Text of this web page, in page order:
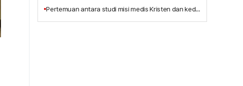
Pertemuan antara studi misi medis Kristen dan kedokteran integratif, Terbitnya Buku Baru 'Pelayanan Penyembuhan Tritunggal Yesus Kristus'